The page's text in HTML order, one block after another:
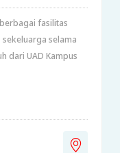
fasilitas
selama
dari UAD Kampus